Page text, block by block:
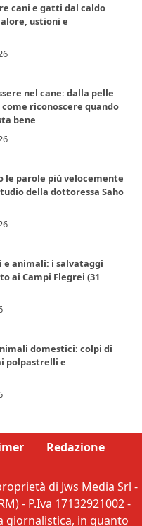
cani e gatti dal caldo
ustioni e
nel cane: dalla pelle
riconoscere quando
bene
le parole più velocemente
della dottoressa Saho
e animali: i salvataggi
ai Campi Flegrei (31
domestici: colpi di
polpastrelli e
Redazione
di Jws Media Srl -
- P.Iva 17132921002 -
giornalistica, in quanto